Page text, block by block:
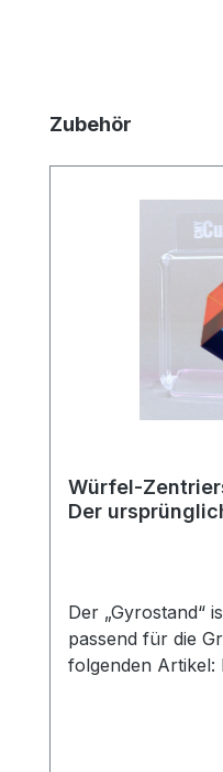
Produktgalerie
Zubehör
Würfel-
Der
Der „Gyrostand“
passend für die
folgenden Artikel: